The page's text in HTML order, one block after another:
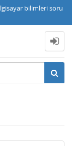
bilimleri soru